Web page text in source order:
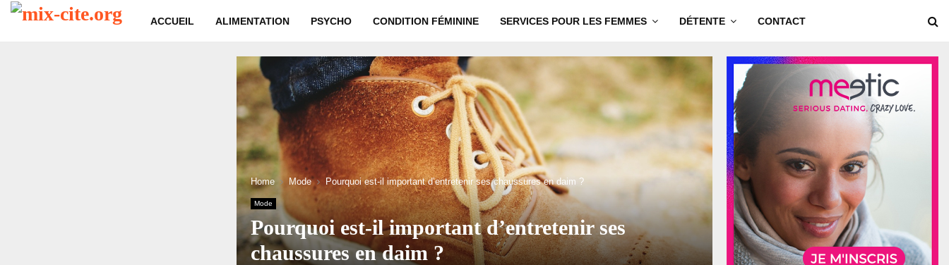
ACCUEIL ALIMENTATION PSYCHO CONDITION FÉMININE SERVICES POUR LES FEMMES DÉTENTE CONTACT
Home Mode Pourquoi est-il important d’entretenir ses chaussures en daim ?
Mode
Pourquoi est-il important d’entretenir ses
chaussures en daim ?